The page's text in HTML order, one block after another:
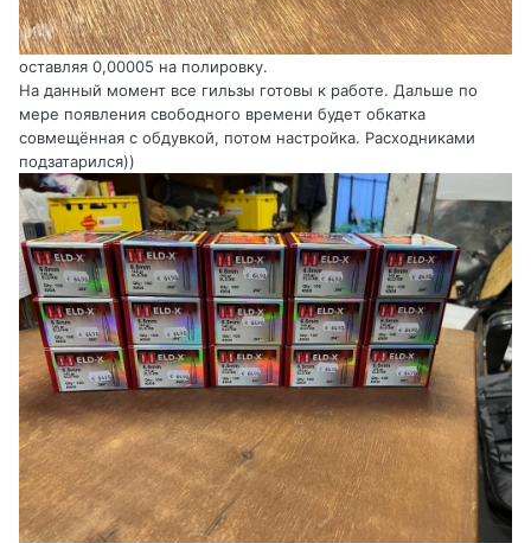
оставляя 0,00005 на полировку.
На данный момент все гильзы готовы к работе. Дальше по
мере появления свободного времени будет обкатка
совмещённая с обдувкой, потом настройка. Расходниками
подзатарился))